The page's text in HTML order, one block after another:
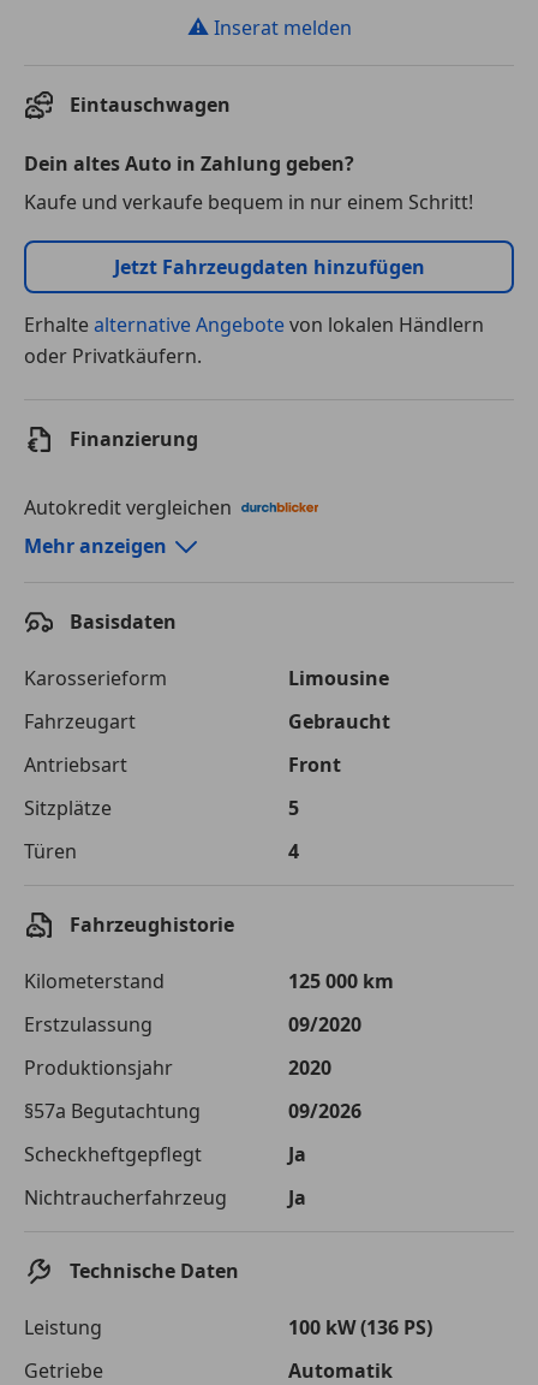
⚠ Inserat melden
Eintauschwagen
Dein altes Auto in Zahlung geben?
Kaufe und verkaufe bequem in nur einem Schritt!
Jetzt Fahrzeugdaten hinzufügen
Erhaltealternative Angebotevon lokalen Händlern
oder Privatkäufern.
Finanzierung
Autokredit vergleichen
Autokredit-Rechner von durchblicker.at
Laufzeit
120 Monate
Kreditbetrag
€ 26 000,-
Zu zahlender
Gesamtbetrag
€ 36 629,-
Effektivzinsatz
Sollzinssatz
7,25 %
Monatliche Rate € 305,24
von der von Ihnen gewählten Bank. Rückzahlungszeitraum 1-10
Jetzt berechnen
Mehr anzeigen
Basisdaten
Karosserieform
Limousine
Fahrzeugart
Gebraucht
Antriebsart
Front
Sitzplätze
5
Türen
4
Fahrzeughistorie
Kilometerstand
125 000 km
Erstzulassung
09/2020
Produktionsjahr
2020
§57a Begutachtung
09/2026
Scheckheftgepflegt
Ja
Nichtraucherfahrzeug
Ja
Technische Daten
Leistung
100 kW (136 PS)
Getriebe
Automatik